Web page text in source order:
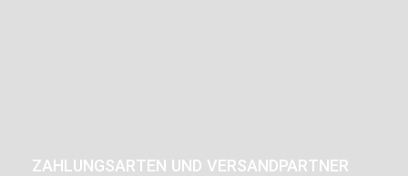
ZAHLUNGSARTEN UND VERSANDPARTNER